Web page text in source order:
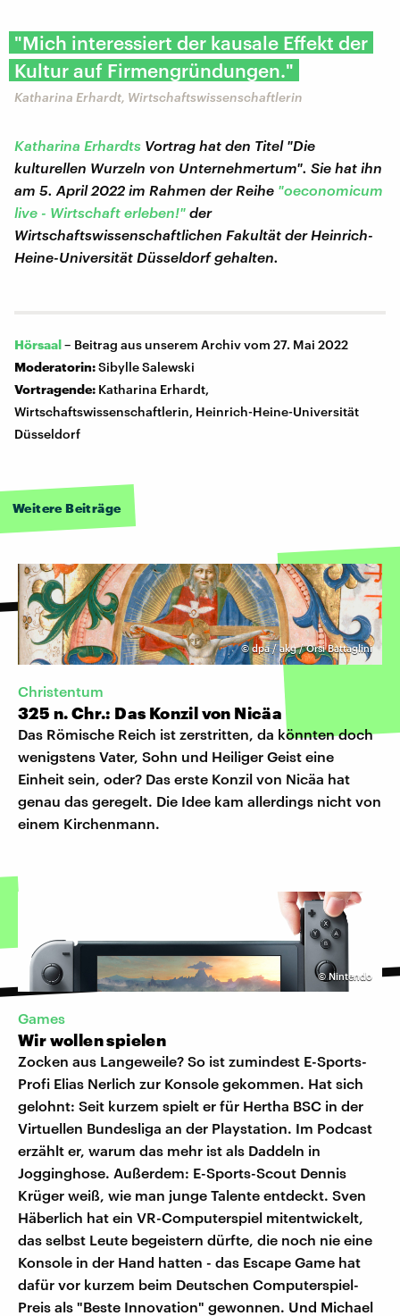
"Mich interessiert der kausale Effekt der
Kultur auf Firmengründungen."
Katharina Erhardt, Wirtschaftswissenschaftlerin
Katharina Erhardts Vortrag hat den Titel "Die
kulturellen Wurzeln von Unternehmertum". Sie hat ihn
am 5. April 2022 im Rahmen der Reihe "oeconomicum
live - Wirtschaft erleben!" der
Wirtschaftswissenschaftlichen Fakultät der Heinrich-
Heine-Universität Düsseldorf gehalten.
Hörsaal– Beitrag aus unserem Archiv vom 27. Mai 2022
Moderatorin:Sibylle Salewski
Vortragende: Katharina Erhardt,
Wirtschaftswissenschaftlerin, Heinrich-Heine-Universität
Düsseldorf
Weitere Beiträge
©dpa / akg / Orsi Battaglini
Christentum
325 n. Chr.: Das Konzil von Nicäa
Das Römische Reich ist zerstritten, da könnten doch
wenigstens Vater, Sohn und Heiliger Geist eine
Einheit sein, oder? Das erste Konzil von Nicäa hat
genau das geregelt. Die Idee kam allerdings nicht von
einem Kirchenmann.
©Nintendo
Games
Wir wollen spielen
Zocken aus Langeweile? So ist zumindest E-Sports-
Profi Elias Nerlich zur Konsole gekommen. Hat sich
gelohnt: Seit kurzem spielt er für Hertha BSC in der
Virtuellen Bundesliga an der Playstation. Im Podcast
erzählt er, warum das mehr ist als Daddeln in
Jogginghose. Außerdem: E-Sports-Scout Dennis
Krüger weiß, wie man junge Talente entdeckt. Sven
Häberlich hat ein VR-Computerspiel mitentwickelt,
das selbst Leute begeistern dürfte, die noch nie eine
Konsole in der Hand hatten - das Escape Game hat
dafür vor kurzem beim Deutschen Computerspiel-
Preis als "Beste Innovation" gewonnen. Und Michael